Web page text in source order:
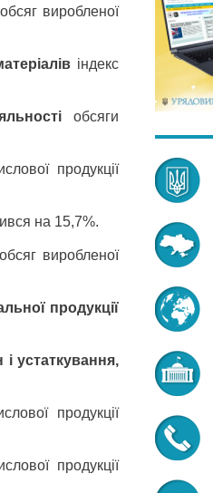
обсяг виробленої
індекс
обсяги
продукції
на 15,7%.
виробленої
продукції
устаткування,
продукції
продукції